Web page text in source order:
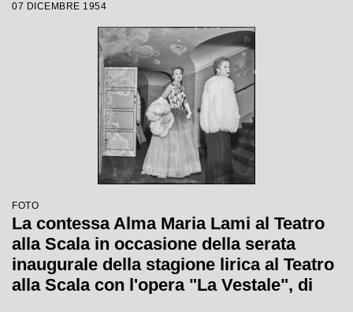
Visconti
07 DICEMBRE 1954
FOTO
La contessa Alma Maria Lami al Teatro
alla Scala in occasione della serata
inaugurale della stagione lirica al Teatro
alla Scala con l'opera "La Vestale", di